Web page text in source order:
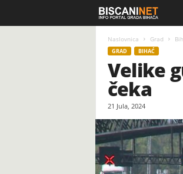
i
n
i
Naslovnica Grad
GRAD BIHAĆ
Velike
čeka
21 Jula, 2024